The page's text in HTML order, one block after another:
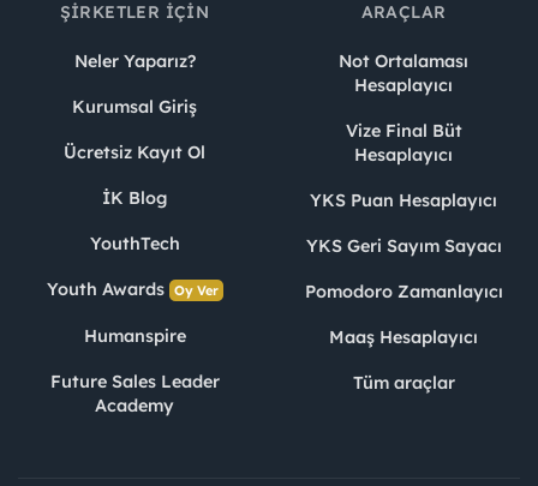
ŞIRKETLER İÇIN
Neler Yaparız?
Kurumsal Giriş
Ücretsiz Kayıt Ol
İK Blog
YouthTech
Youth Awards Oy Ver
Humanspire
Future Sales Leader
Academy
ARAÇLAR
Not Ortalaması
Hesaplayıcı
Vize Final Büt
Hesaplayıcı
YKS Puan Hesaplayıcı
YKS Geri Sayım Sayacı
Pomodoro Zamanlayıcı
Maaş Hesaplayıcı
Tüm araçlar